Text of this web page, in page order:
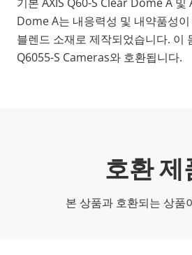
Dome A는 내응력성 및 내약품성
블렌드 소재로 제작되었습니다. 이
Q6055-S Cameras와 호환됩니다.
호환 제
본 상품과 호환되는 상품